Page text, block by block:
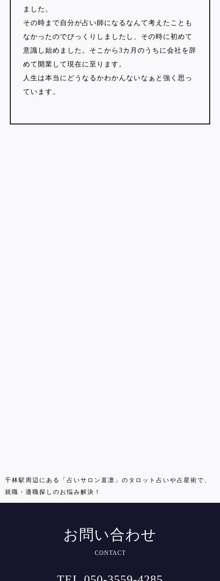
ました。
その時まで自分が占い師になるなんて考えたことも
なかったのでびっくりしましたし、その時に初めて
意識し始めました。そこから3カ月のうちに会社を辞
めて開業して現在に至ります。
人生は本当にどうなるかわかんないなぁと強く思っ
ています。
千林駅周辺にある「占いサロン直凛」のタロット占いや占星術で、
就職・適職探しのお悩み解決！
お問い合わせ
CONTACT